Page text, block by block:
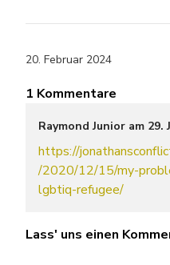
20. Februar 2024
1 Kommentare
Raymond Junior am 29.
https://
/2020/12/15/my-
lgbtiq-refugee/
Lass' uns einen